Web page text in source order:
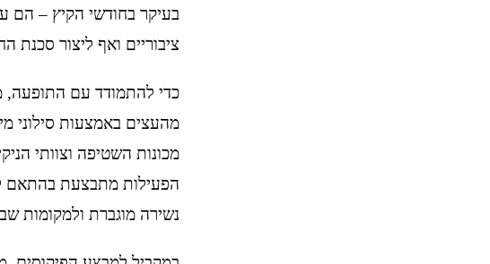
בעיקר בחודשי הקיץ – הם
ציבוריים ואף ליצור סכנת
כדי להתמודד עם התופעה,
מהעצים באמצעות סילוני
מכונות השטיפה וצוותי
הפעילות מתבצעת בהתאם
נשירה מוגברת ולמקומות